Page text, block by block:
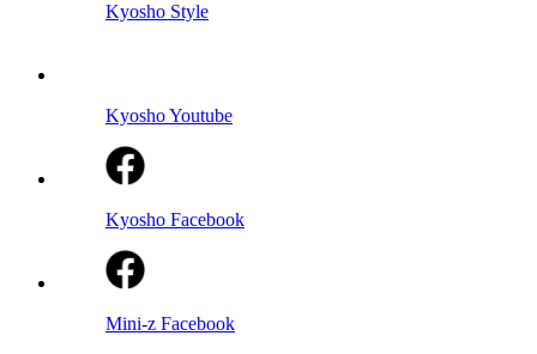
Kyosho Style
Kyosho Youtube
Kyosho Facebook
Mini-z Facebook